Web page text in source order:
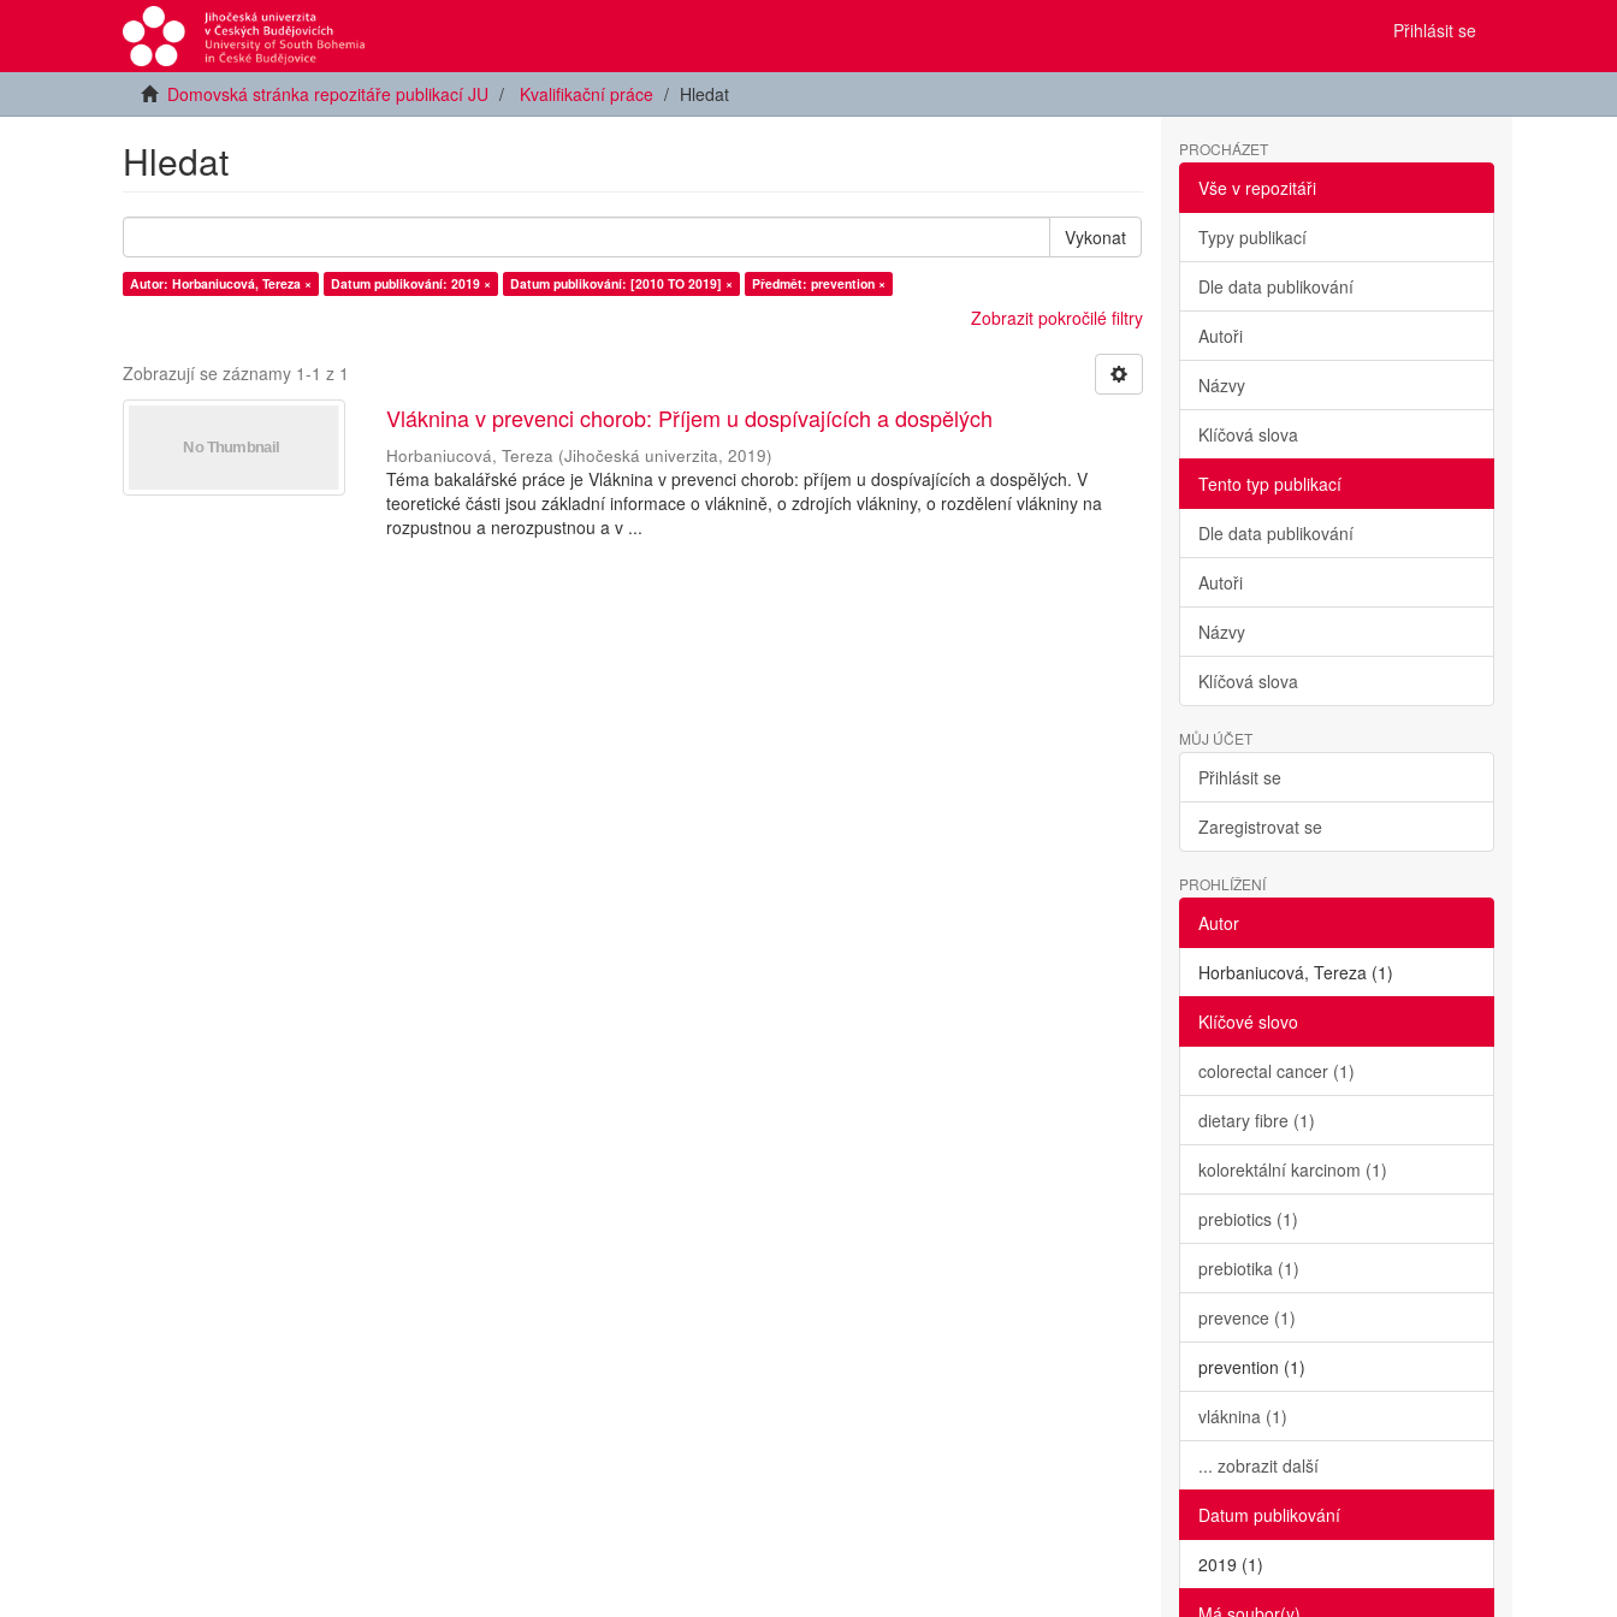
Přihlásit se
Domovská stránka repozitáře publikací JU Kvalifikační práce Hledat
Hledat
Vykonat
Autor: Horbaniucová, Tereza × Datum publikování: 2019 × Datum publikování: [2010 TO 2019] × Předmět: prevention ×
Zobrazit pokročilé filtry
Zobrazují se záznamy 1-1 z 1
Vláknina v prevenci chorob: Příjem u dospívajících a dospělých
Horbaniucová, Tereza (Jihočeská univerzita,2019)
Téma bakalářské práce je Vláknina v prevenci chorob: příjem u dospívajících a dospělých. V
teoretické části jsou základní informace o vláknině, o zdrojích vlákniny, o rozdělení vlákniny na
rozpustnou a nerozpustnou a v ...
PROCHÁZET
Vše v repozitáři
Typy publikací
Dle data publikování
Autoři
Názvy
Klíčová slova
Tento typ publikací
Dle data publikování
Autoři
Názvy
Klíčová slova
MŮJ ÚČET
Přihlásit se
Zaregistrovat se
PROHLÍŽENÍ
Autor
Horbaniucová, Tereza (1)
Klíčové slovo
colorectal cancer (1)
dietary fibre (1)
kolorektální karcinom (1)
prebiotics (1)
prebiotika (1)
prevence (1)
prevention (1)
vláknina (1)
... zobrazit další
Datum publikování
2019 (1)